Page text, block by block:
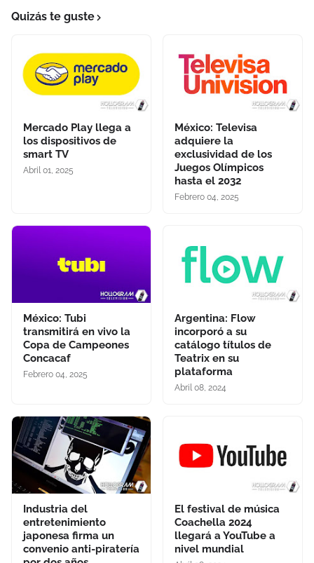
Quizás te guste
Mercado Play llega a
los dispositivos de
smart TV
Abril 01, 2025
México: Televisa
adquiere la
exclusividad de los
Juegos Olímpicos
hasta el 2032
Febrero 04, 2025
México: Tubi
transmitirá en vivo la
Copa de Campeones
Concacaf
Febrero 04, 2025
Argentina: Flow
incorporó a su
catálogo títulos de
Teatrix en su
plataforma
Abril 08, 2024
Industria del
entretenimiento
japonesa firma un
convenio anti-piratería
El festival de música
Coachella 2024
llegará a YouTube a
nivel mundial